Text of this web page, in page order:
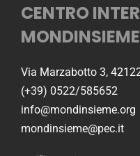
CENTRO
MONDINSIEME
Via Marzabotto 3,
(+39) 0522/585652
info@mondinsieme.org
mondinsieme@pec.it